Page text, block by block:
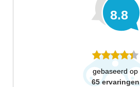
8.8
gebaseerd op
65 ervaringen